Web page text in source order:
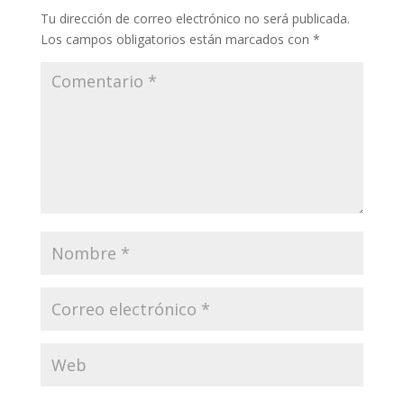
Tu dirección de correo electrónico no será publicada.
Los campos obligatorios están marcados con *